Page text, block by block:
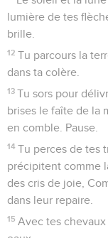
lumière de tes
brille.
12 Tu parcours la
dans ta colère.
13 Tu sors pour
brises le faîte de la
en comble. Pause.
14 Tu perces de tes
précipitent comme
des cris de joie,
dans leur repaire.
15 Avec tes